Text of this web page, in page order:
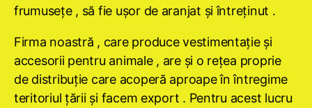
frumuseţe , să fie uşor de aranjat şi întreţinut .
Firma noastră , care produce vestimentaţie şi
accesorii pentru animale , are şi o reţea proprie
de distribuţie care acoperă aproape în întregime
teritoriul ţării şi facem export . Pentru acest lucru